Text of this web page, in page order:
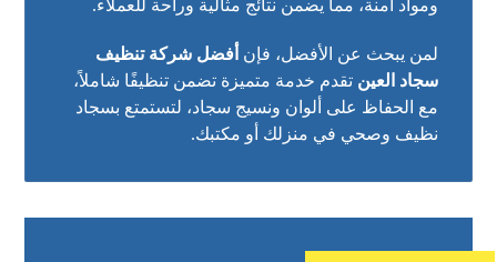
ومواد آمنة، مما يضمن نتائج مثالية وراحة للعملاء.
لمن يبحث عن الأفضل، فإن أفضل شركة تنظيف
سجاد العين تقدم خدمة متميزة تضمن تنظيفًا شاملاً،
مع الحفاظ على ألوان ونسيج سجاد، لتستمتع بسجاد
نظيف وصحي في منزلك أو مكتبك.